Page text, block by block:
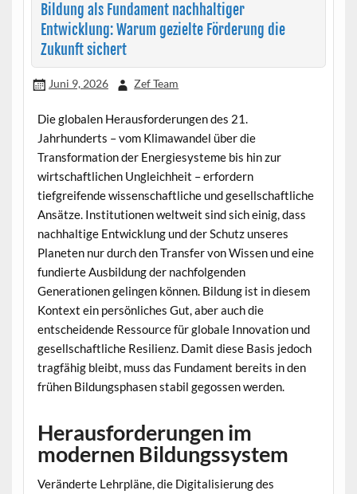
Bildung als Fundament nachhaltiger
Entwicklung: Warum gezielte Förderung die
Zukunft sichert
Juni 9, 2026 Zef Team
Die globalen Herausforderungen des 21.
Jahrhunderts – vom Klimawandel über die
Transformation der Energiesysteme bis hin zur
wirtschaftlichen Ungleichheit – erfordern
tiefgreifende wissenschaftliche und gesellschaftliche
Ansätze. Institutionen weltweit sind sich einig, dass
nachhaltige Entwicklung und der Schutz unseres
Planeten nur durch den Transfer von Wissen und eine
fundierte Ausbildung der nachfolgenden
Generationen gelingen können. Bildung ist in diesem
Kontext ein persönliches Gut, aber auch die
entscheidende Ressource für globale Innovation und
gesellschaftliche Resilienz. Damit diese Basis jedoch
tragfähig bleibt, muss das Fundament bereits in den
frühen Bildungsphasen stabil gegossen werden.
Herausforderungen im
modernen Bildungssystem
Veränderte Lehrpläne, die Digitalisierung des